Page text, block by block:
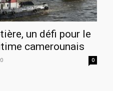
un défi pour le
camerounais
0